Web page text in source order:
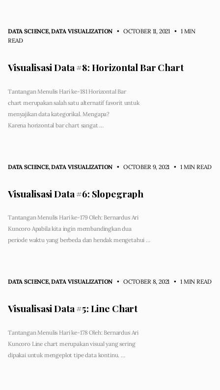
DATA SCIENCE,DATA VISUALIZATION • OCTOBER 11, 2021 • 1 MIN
READ
Visualisasi Data #8: Horizontal Bar Chart
Tantangan Menulis Hari ke-181 Horizontal Bar
chart merupakan salah satu alternatif favorit untuk
menyajikan data kategorikal. Mengapa?
Karena horizontal bar chart sangat …
DATA SCIENCE,DATA VISUALIZATION • OCTOBER 9, 2021 • 1 MIN READ
Visualisasi Data #6: Slopegraph
Tantangan Menulis Hari ke-179 Oleh: Bernardus Ari
Kuncoro Apabila kita ingin membandingkan dua
periode waktu yang berbeda dan hendak mengetahui …
DATA SCIENCE,DATA VISUALIZATION • OCTOBER 8, 2021 • 1 MIN READ
Visualisasi Data #5: Line Chart
Tantangan Menulis Hari ke-178 Oleh: Bernardus Ari
Kuncoro Line chart merupakan visual yang sering
dipakai untuk mengeplot tipe data kontinu. …